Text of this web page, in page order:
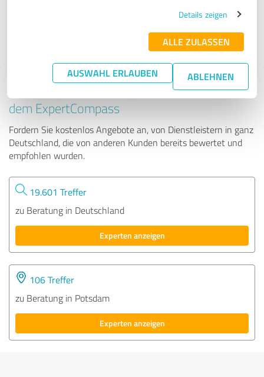
Details zeigen
ALLE ZULASSEN
AUSWAHL ERLAUBEN ABLEHNEN
Tipp: Die passenden Experten finden - mit
dem ExpertCompass
Fordern Sie kostenlos Angebote an, von Dienstleistern in ganz
Deutschland, die von anderen Kunden bereits bewertet und
empfohlen wurden.
19.601 Treffer
zu Beratung in Deutschland
Experten anzeigen
106 Treffer
zu Beratung in Potsdam
Experten anzeigen